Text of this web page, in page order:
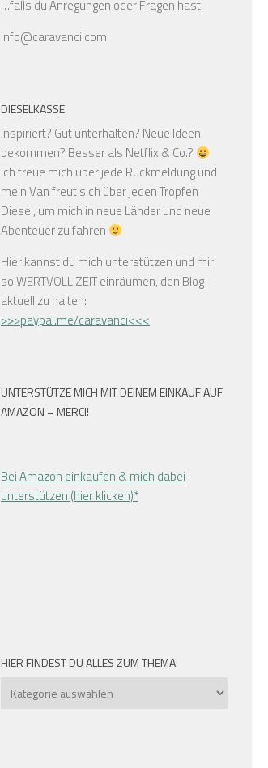
…falls du Anregungen oder Fragen hast:
info@caravanci.com
DIESELKASSE
Inspiriert? Gut unterhalten? Neue Ideen
bekommen? Besser als Netflix & Co.?
Ich freue mich über jede Rückmeldung und
mein Van freut sich über jeden Tropfen
Diesel, um mich in neue Länder und neue
Abenteuer zu fahren
Hier kannst du mich unterstützen und mir
so WERTVOLL ZEIT einräumen, den Blog
aktuell zu halten:
>>>paypal.me/caravanci<<<
UNTERSTÜTZE MICH MIT DEINEM EINKAUF AUF
AMAZON – MERCI!
Bei Amazon einkaufen & mich dabei
unterstützen (hier klicken)*
HIER FINDEST DU ALLES ZUM THEMA: